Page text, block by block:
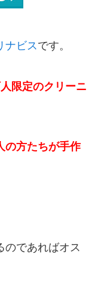
ナビスです。
限定のクリーニ
の方たちが手作
のであればオス